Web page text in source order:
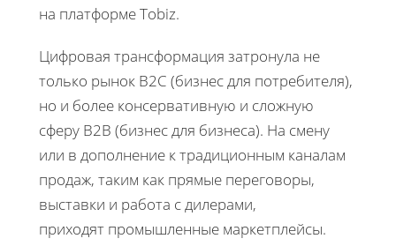
на платформе Tobiz.
Цифровая трансформация затронула не
только рынок B2C (бизнес для потребителя),
но и более консервативную и сложную
сферу B2B (бизнес для бизнеса). На смену
или в дополнение к традиционным каналам
продаж, таким как прямые переговоры,
выставки и работа с дилерами,
приходят промышленные маркетплейсы.